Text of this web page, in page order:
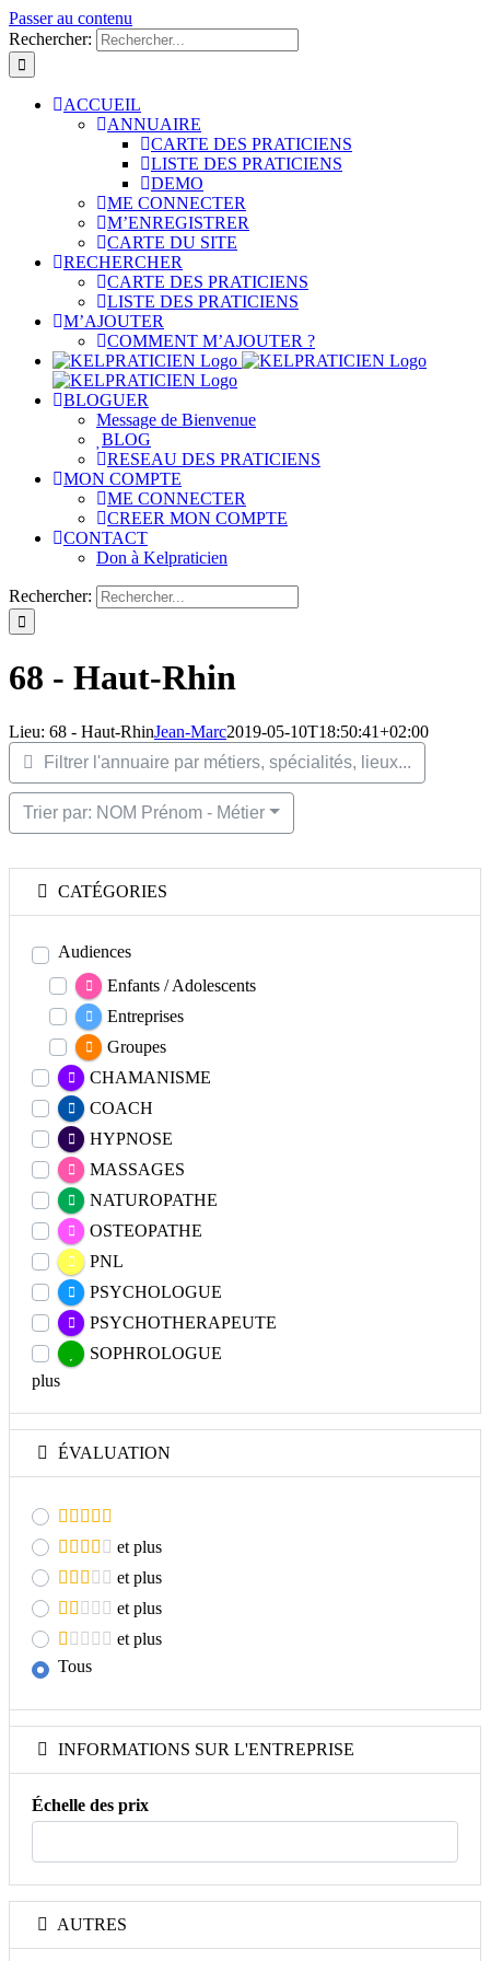
Passer au contenu
Rechercher:
ACCUEIL
ANNUAIRE
CARTE DES PRATICIENS
LISTE DES PRATICIENS
DEMO
ME CONNECTER
M’ENREGISTRER
CARTE DU SITE
RECHERCHER
CARTE DES PRATICIENS
LISTE DES PRATICIENS
M’AJOUTER
COMMENT M’AJOUTER ?
BLOGUER
Message de Bienvenue
BLOG
RESEAU DES PRATICIENS
MON COMPTE
ME CONNECTER
CREER MON COMPTE
CONTACT
Don à Kelpraticien
Rechercher:
68 - Haut-Rhin
Lieu: 68 - Haut-RhinJean-Marc2019-05-10T18:50:41+02:00
Filtrer l'annuaire par métiers, spécialités, lieux...
Trier par: NOM Prénom - Métier
CATÉGORIES
Audiences
Enfants / Adolescents
Entreprises
Groupes
CHAMANISME
COACH
HYPNOSE
MASSAGES
NATUROPATHE
OSTEOPATHE
PNL
PSYCHOLOGUE
PSYCHOTHERAPEUTE
SOPHROLOGUE
plus
ÉVALUATION
et plus
et plus
et plus
et plus
Tous
INFORMATIONS SUR L'ENTREPRISE
Échelle des prix
AUTRES